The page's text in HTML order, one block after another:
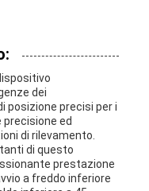
dei
posizione precisi per i
ed
di rilevamento.
di questo
prestazione
a freddo inferiore